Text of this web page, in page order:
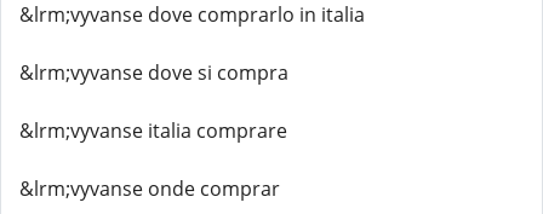
&lrm;vyvanse dove comprarlo in italia
&lrm;vyvanse dove si compra
&lrm;vyvanse italia comprare
&lrm;vyvanse onde comprar